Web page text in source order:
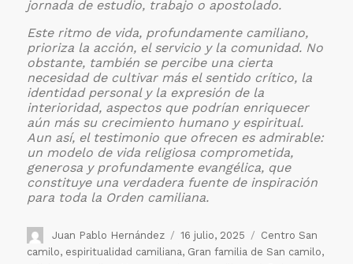
jornada de estudio, trabajo o apostolado.
Este ritmo de vida, profundamente camiliano,
prioriza la acción, el servicio y la comunidad. No
obstante, también se percibe una cierta
necesidad de cultivar más el sentido crítico, la
identidad personal y la expresión de la
interioridad, aspectos que podrían enriquecer
aún más su crecimiento humano y espiritual.
Aun así, el testimonio que ofrecen es admirable:
un modelo de vida religiosa comprometida,
generosa y profundamente evangélica, que
constituye una verdadera fuente de inspiración
para toda la Orden camiliana.
Autor
Juan Pablo Hernández
Publicado
el
16 julio, 2025 Etiquetas
Centro San
camilo, espiritualidad camiliana, Gran familia de San camilo,